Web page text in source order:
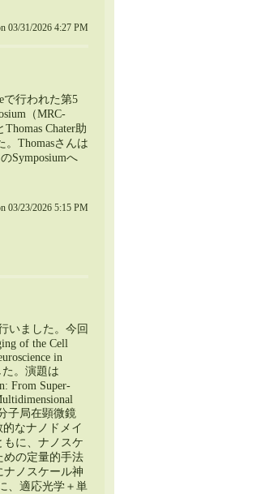
03/31/2026 4:27 PM
で行われた第5
（MRC-
Chater助
Thomasさんは
Symposiumへ
03/23/2026 5:15 PM
いました。今回
of the Cell
in
。演題は
From Super-
子局在顕微鏡
的なナノドメイ
もに、ナノスケ
めの定量的手法
ナノスケール神
、適応光学＋単